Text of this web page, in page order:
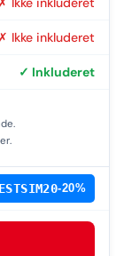
Ikke inkluderet
✓ Inkluderet
-20%